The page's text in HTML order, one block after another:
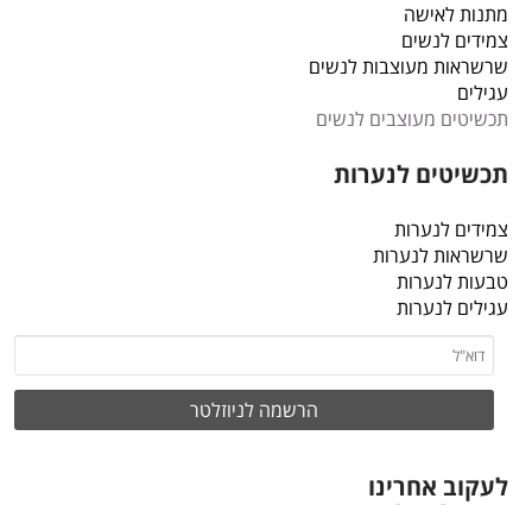
מתנות לאישה
צמידים לנשים
שרשראות מעוצבות לנשים
עגילים
תכשיטים מעוצבים לנשים
תכשיטים לנערות
צמידים לנערות
שרשראות לנערות
טבעות לנערות
עגילים לנערות
לעקוב אחרינו